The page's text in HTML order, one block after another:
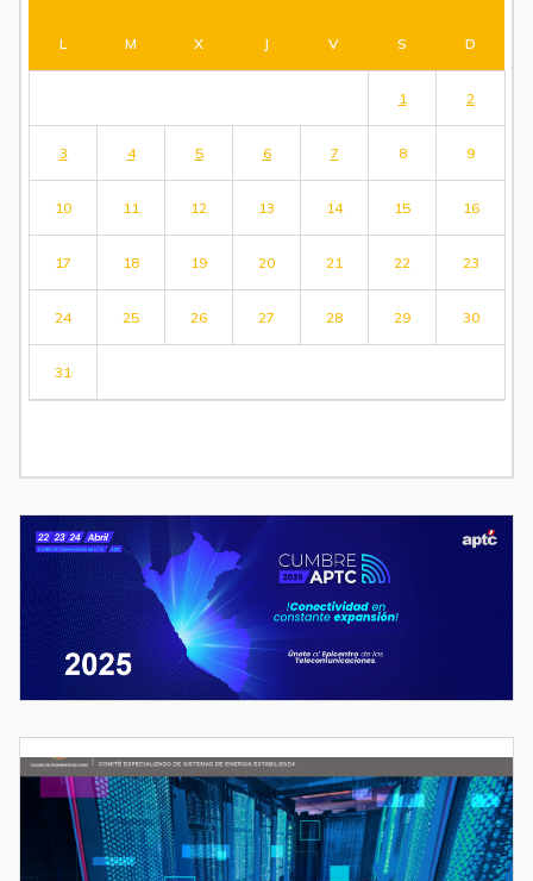
L M X J V S D
1 2
3 4 5 6 7 8 9
10 11 12 13 14 15 16
17 18 19 20 21 22 23
24 25 26 27 28 29 30
31